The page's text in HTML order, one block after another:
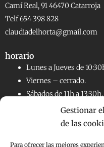
Gestionar
de las
Para ofrecer las mejores
Camí Real, 91 46470 Catarroja
Telf 654 398 828
claudiadelhorta@gmail.com
horario
Lunes a Jueves de
Viernes – cerrado.
Sábados de 11h a 13:30h.